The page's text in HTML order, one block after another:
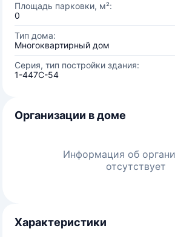
Площадь парковки, м²:
0
Тип дома:
Многоквартирный дом
Серия, тип постройки здания:
1-447С-54
Организации в доме
Информация об
отсутствует
Характеристики